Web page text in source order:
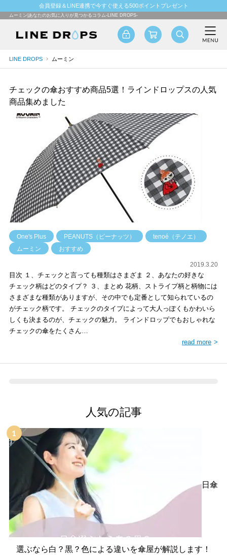
会員登録＆LINE連携で今すぐ使える500ポイントプレゼント
ムーミン|あなたのお気に入りが見つかるコラム-LINE DROPS-
LINE DROPS ムーミン
チェックの傘おすすめ商品5選！ラインドロップスの人気
商品集めました
One's Plus PEANUTS（ピーナッツ）
tenoé（テノエ）
ムーミン
おすすめ
2019.3.20
目次 １、チェックと言っても種類はさまざま ２、あなたの好きな
チェック柄はどのタイプ？ ３、まとめ 花柄、ストライプ柄と柄物には
さまざまな種類がありますが、その中でも定番として知られているの
がチェック柄です。 チェックのタイプによって大人っぽくもかわいら
しくも決まるのが、チェックの魅力。 ラインドロップでもおしゃれな
チェックの傘をたくさん…
read more
人気の記事
日傘
選ぶなら白？黒？色による違いを傘屋が解説します！